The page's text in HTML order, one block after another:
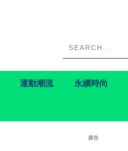
運動潮流 永續時尚
廣告